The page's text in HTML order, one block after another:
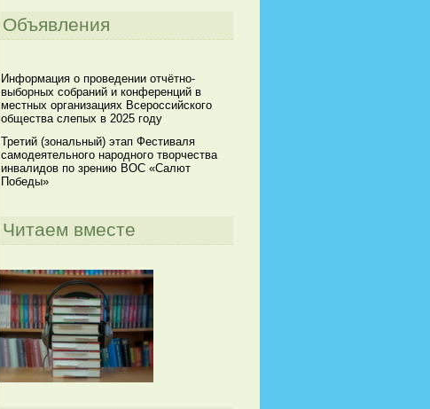
Объявления
Информация о проведении отчётно-
выборных собраний и конференций в
местных организациях Всероссийского
общества слепых в 2025 году
Третий (зональный) этап Фестиваля
самодеятельного народного творчества
инвалидов по зрению ВОС «Салют
Победы»
Читаем вместе